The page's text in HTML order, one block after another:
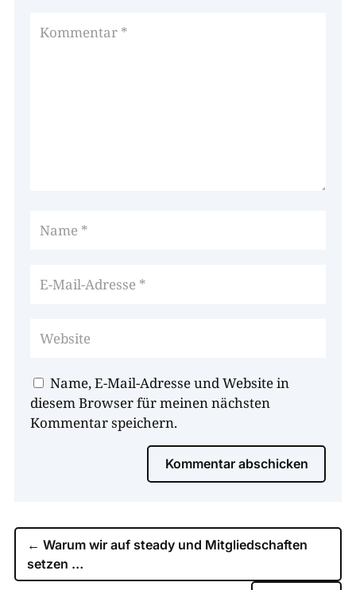
Name, E-Mail-Adresse und Website in
diesem Browser für meinen nächsten
Kommentar speichern.
Kommentar abschicken
← Warum wir auf steady und Mitgliedschaften
setzen …